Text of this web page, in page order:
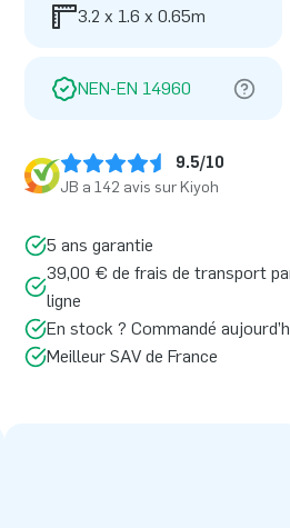
3.2 x 1.6 x 0.65m
NEN-EN 14960
9.5/10
JB a 142 avis sur Kiyoh
5 ans garantie
39,00 € de frais de transport
ligne
En stock ? Commandé
Meilleur SAV de France